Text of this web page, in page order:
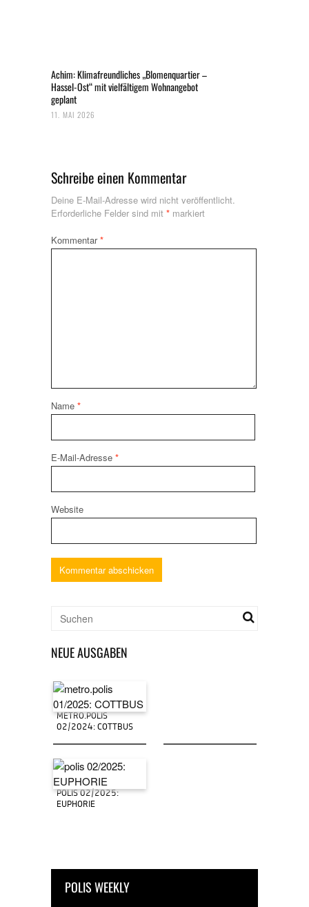
Achim: Klimafreundliches „Blomenquartier –
Hassel-Ost“ mit vielfältigem Wohnangebot
geplant
11. MAI 2026
Schreibe einen Kommentar
Deine E-Mail-Adresse wird nicht veröffentlicht.
Erforderliche Felder sind mit * markiert
Kommentar*
Name *
E-Mail-Adresse *
Website
NEUE AUSGABEN
METRO.POLIS
02/2024: COTTBUS
POLIS 02/2025:
EUPHORIE
POLIS WEEKLY